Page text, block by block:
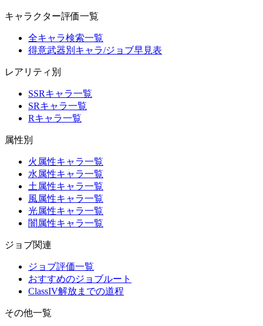
キャラクター評価一覧
全キャラ検索一覧
得意武器別キャラ/ジョブ早見表
レアリティ別
SSRキャラ一覧
SRキャラ一覧
Rキャラ一覧
属性別
火属性キャラ一覧
水属性キャラ一覧
土属性キャラ一覧
風属性キャラ一覧
光属性キャラ一覧
闇属性キャラ一覧
ジョブ関連
ジョブ評価一覧
おすすめのジョブルート
ClassIV解放までの道程
その他一覧